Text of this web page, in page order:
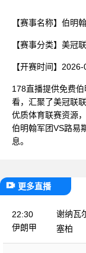
【赛事名称】 伯明
【赛事分类】 美冠联
【开赛时间】 2026-
178直播提供免费
看，汇聚了美冠联
优质体育联赛资源
伯明翰军团VS路易
息。
更多直播
22:30
伊朗甲
谢纳瓦
塞柏